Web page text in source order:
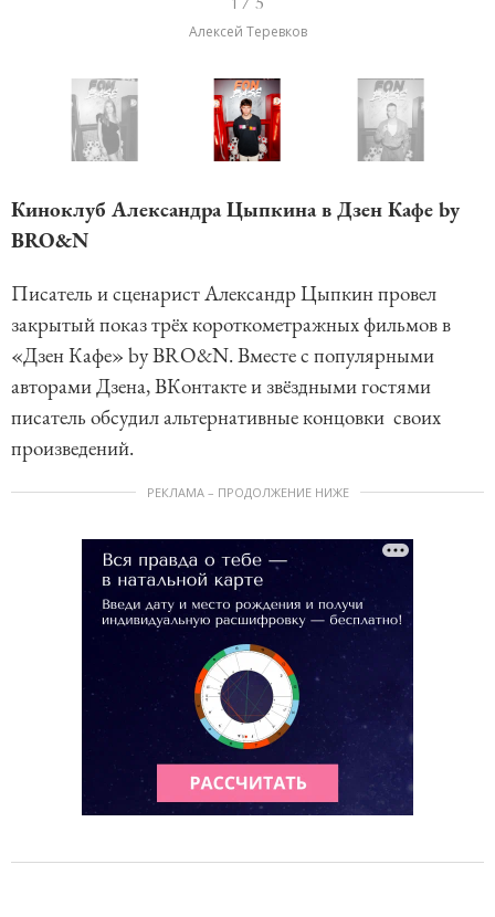
5
1 / 5
Алексей Теревков
t
e
1
o
f
5
Киноклуб Александра Цыпкина в Дзен Кафе by
BRO&N
Писатель и сценарист Александр Цыпкин провел
закрытый показ трёх короткометражных фильмов в
«Дзен Кафе» by BRO&N. Вместе с популярными
авторами Дзена, ВКонтакте и звёздными гостями
писатель обсудил альтернативные концовки своих
произведений.
РЕКЛАМА – ПРОДОЛЖЕНИЕ НИЖЕ